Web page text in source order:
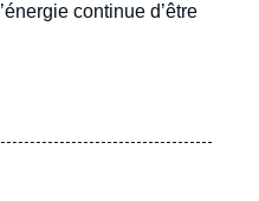
continue d’être